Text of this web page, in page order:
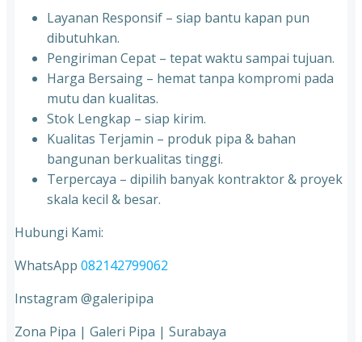
Layanan Responsif – siap bantu kapan pun
dibutuhkan.
Pengiriman Cepat – tepat waktu sampai tujuan.
Harga Bersaing – hemat tanpa kompromi pada
mutu dan kualitas.
Stok Lengkap – siap kirim.
Kualitas Terjamin – produk pipa & bahan
bangunan berkualitas tinggi.
Terpercaya – dipilih banyak kontraktor & proyek
skala kecil & besar.
Hubungi Kami:
WhatsApp 082142799062
Instagram @galeripipa
Zona Pipa | Galeri Pipa | Surabaya